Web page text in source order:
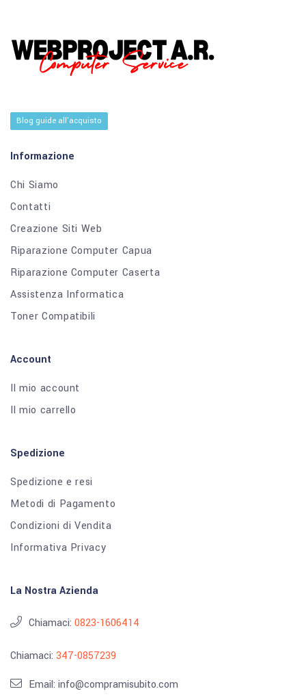
Blog guide all'acquisto
Informazione
Chi Siamo
Contatti
Creazione Siti Web
Riparazione Computer Capua
Riparazione Computer Caserta
Assistenza Informatica
Toner Compatibili
Account
Il mio account
Il mio carrello
Spedizione
Spedizione e resi
Metodi di Pagamento
Condizioni di Vendita
Informativa Privacy
La Nostra Azienda
Chiamaci: 0823-1606414
Chiamaci: 347-0857239
Email: info@compramisubito.com